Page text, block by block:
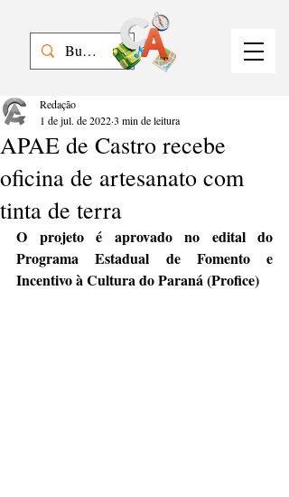
APAE de Castro recebe
oficina de artesanato com
tinta de terra
Redação
1 de jul. de 20223 min de leitura
O projeto é aprovado no edital do
Programa Estadual de Fomento e
Incentivo à Cultura do Paraná (Profice)